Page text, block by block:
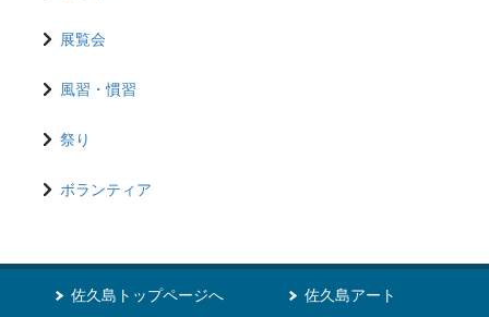
展覧会
風習・慣習
祭り
ボランティア
佐久島トップページへ 佐久島アート